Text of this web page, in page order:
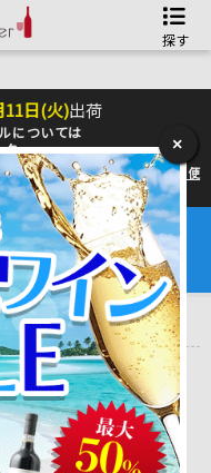
探す
11日(火)出荷
については
ク
ております。最新情報は佐川急便
い。
をお勧めいたします。
ケートな商品です。
非ご利用ください。
ドーワイン ＞ポイヤック
LA FREUR MIRON
五大シャトーのうち
した名醸地「ポイヤ
インというだけでも
と今回ご紹介するの
、ラフィットに隣接
×